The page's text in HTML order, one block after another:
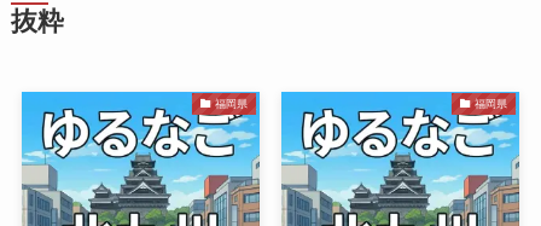
抜粋
福岡県 福岡県